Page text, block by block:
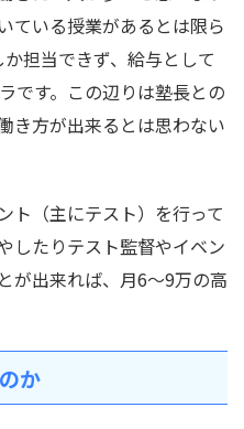
ている授業があるとは限ら
担当できず、給与として
です。この辺りは塾長との
き方が出来るとは思わない
ト（主にテスト）を行って
したりテスト監督やイベン
が出来れば、月6～9万の高
か